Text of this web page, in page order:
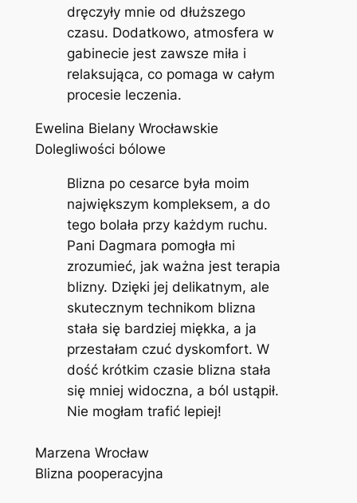
dręczyły mnie od dłuższego
czasu. Dodatkowo, atmosfera w
gabinecie jest zawsze miła i
relaksująca, co pomaga w całym
procesie leczenia.
Ewelina Bielany Wrocławskie
Dolegliwości bólowe
Blizna po cesarce była moim
największym kompleksem, a do
tego bolała przy każdym ruchu.
Pani Dagmara pomogła mi
zrozumieć, jak ważna jest terapia
blizny. Dzięki jej delikatnym, ale
skutecznym technikom blizna
stała się bardziej miękka, a ja
przestałam czuć dyskomfort. W
dość krótkim czasie blizna stała
się mniej widoczna, a ból ustąpił.
Nie mogłam trafić lepiej!
Marzena Wrocław
Blizna pooperacyjna